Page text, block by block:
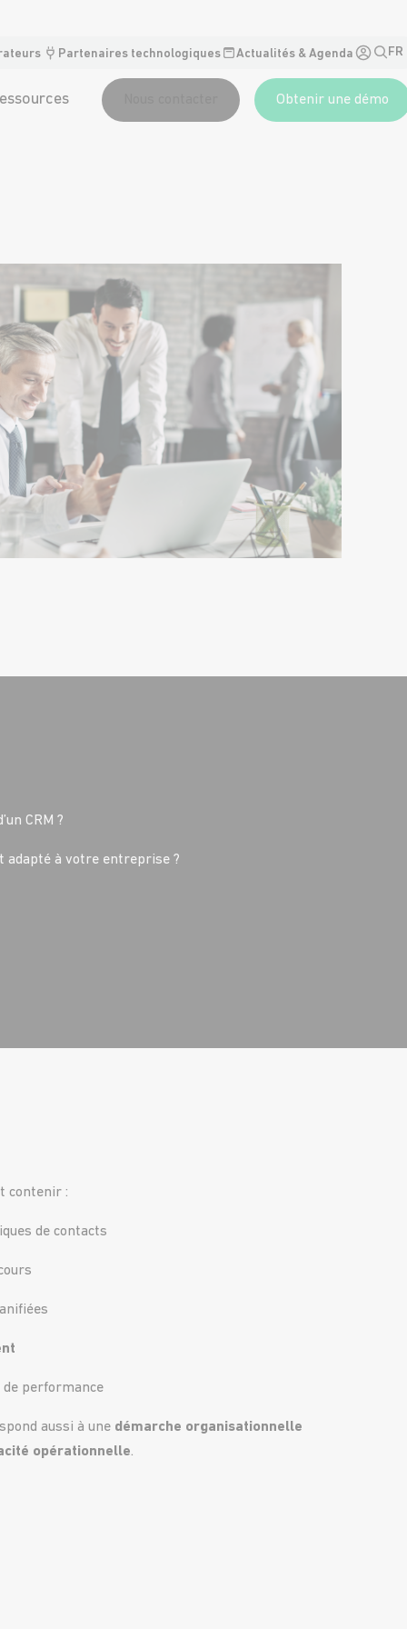
Obtenir une démo
Partenaires technologiques Actualités & Agenda FR
CRM ?
adapté à votre entreprise ?
contenir :
de contacts
de performance
aussi à une démarche organisationnelle
opérationnelle.